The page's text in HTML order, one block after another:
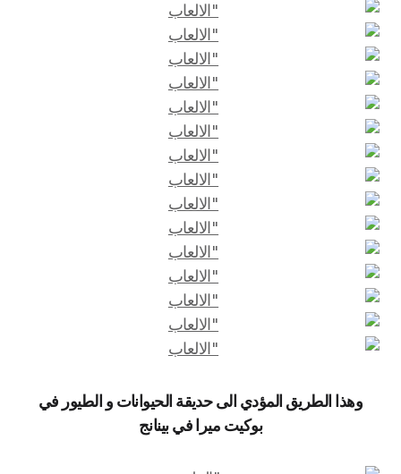
وهذا الطريق المؤدي الى حديقة الحيوانات و الطيور في
بوكيت ميرا في بينانج